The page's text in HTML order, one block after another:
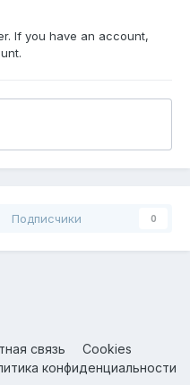
If you have an account,
Подписчики 0
связь
Cookies
конфиденциальности